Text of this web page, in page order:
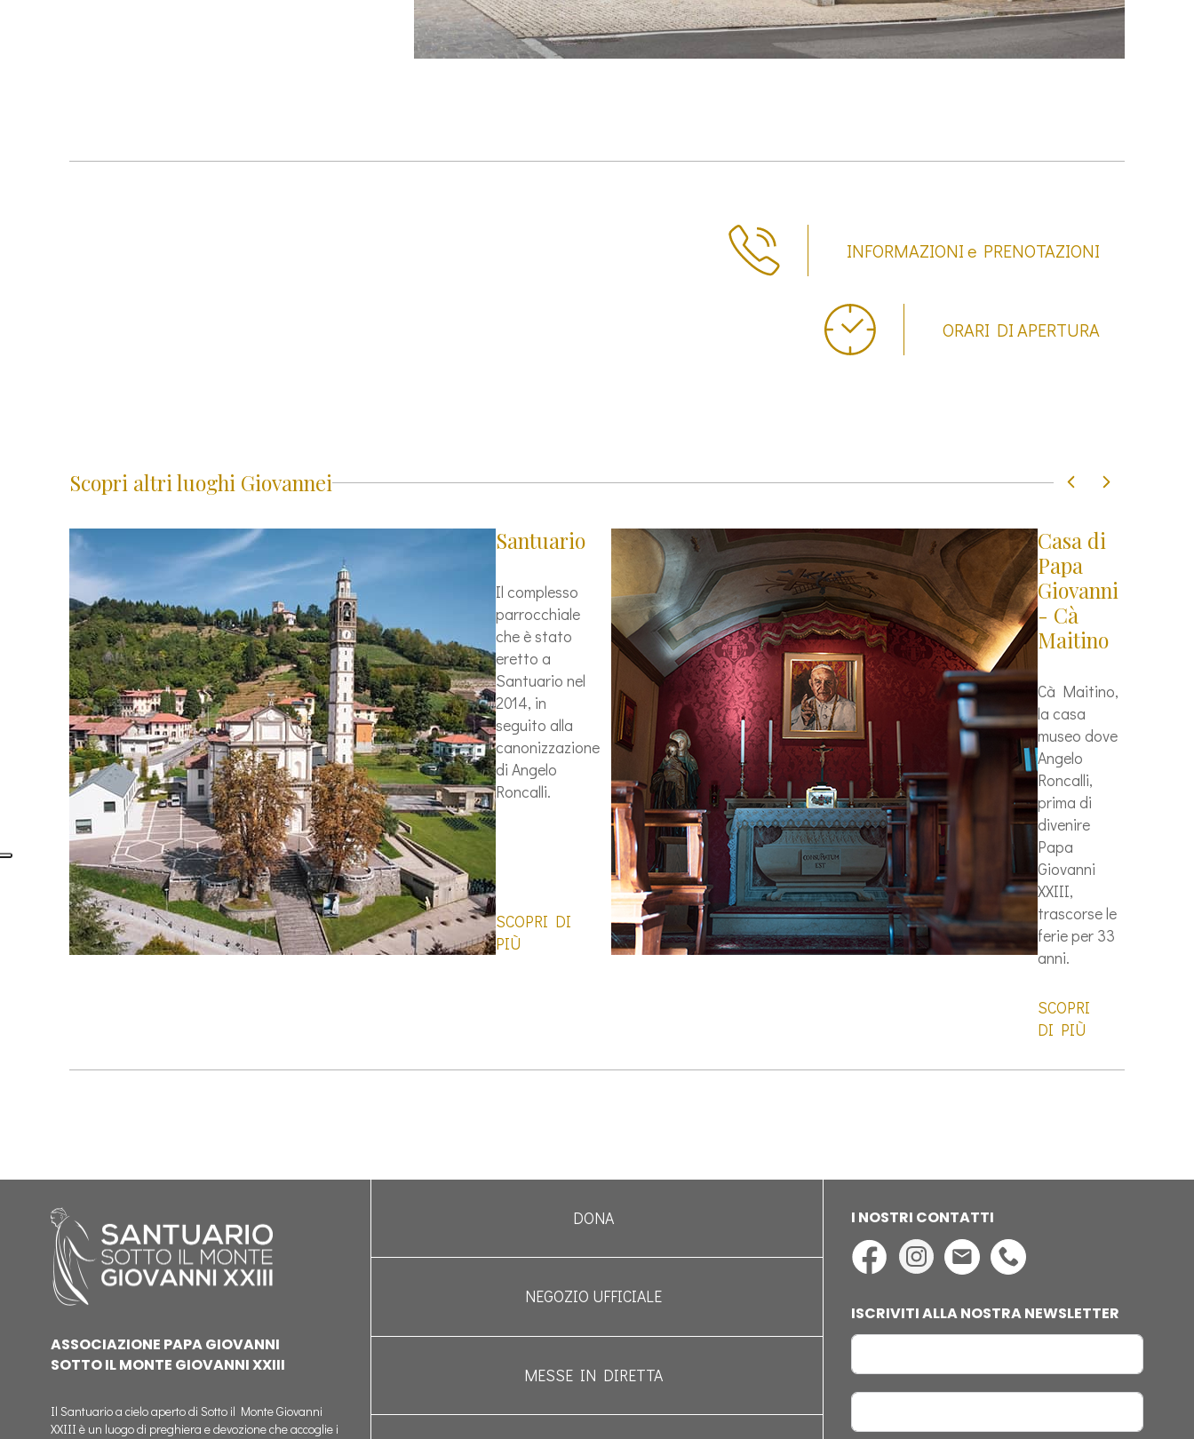
INFORMAZIONI e PRENOTAZIONI
ORARI DI APERTURA
Scopri altri luoghi Giovannei
Santuario
Il complesso
parrocchiale
che è stato
eretto a
Santuario nel
2014, in
seguito alla
canonizzazione
di Angelo
Roncalli.
SCOPRI DI
PIÙ
Casa di
Papa
Giovanni
- Cà
Maitino
Cà Maitino,
la casa
museo dove
Angelo
Roncalli,
prima di
divenire
Papa
Giovanni
XXIII,
trascorse le
ferie per 33
anni.
SCOPRI
DI PIÙ
ASSOCIAZIONE PAPA GIOVANNI
SOTTO IL MONTE GIOVANNI XXIII
Il Santuario a cielo aperto di Sotto il Monte Giovanni
XXIII è un luogo di preghiera e devozione che accoglie i
DONA
NEGOZIO UFFICIALE
MESSE IN DIRETTA
I NOSTRI CONTATTI
ISCRIVITI ALLA NOSTRA NEWSLETTER